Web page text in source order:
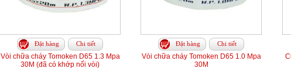
Đặt hàng Chi tiết
Vòi chữa cháy Tomoken D65 1.3 Mpa
30M (đã có khớp nối vòi)
Đặt hàng Chi tiết
Vòi chữa cháy Tomoken D65 1.0 Mpa
30M